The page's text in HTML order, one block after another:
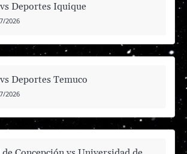
Deportes Iquique
2026
Deportes Temuco
2026